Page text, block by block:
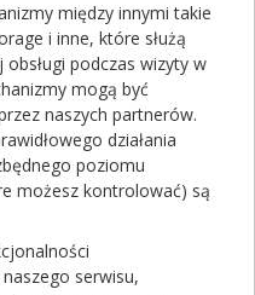
między innymi takie
i inne, które służą
podczas wizyty w
mogą być
naszych partnerów.
działania
poziomu
możesz kontrolować) są
serwisu,